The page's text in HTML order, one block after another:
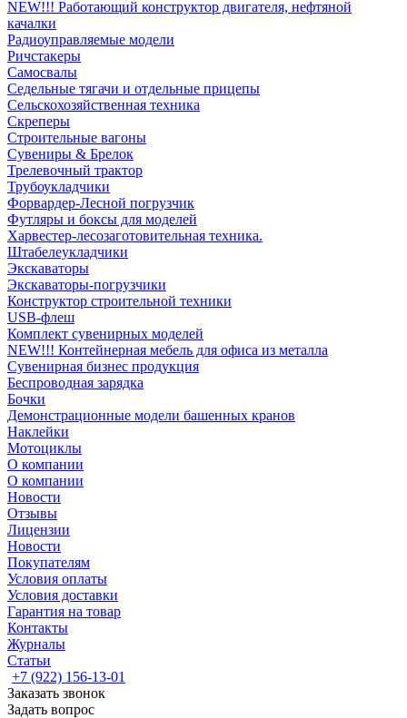
NEW!!! Работающий конструктор двигателя, нефтяной
качалки
Радиоуправляемые модели
Ричстакеры
Самосвалы
Седельные тягачи и отдельные прицепы
Сельскохозяйственная техника
Скреперы
Строительные вагоны
Сувениры & Брелок
Трелевочный трактор
Трубоукладчики
Форвардер-Лесной погрузчик
Футляры и боксы для моделей
Харвестер-лесозаготовительная техника.
Штабелеукладчики
Экскаваторы
Экскаваторы-погрузчики
Конструктор строительной техники
USB-флеш
Комплект сувенирных моделей
NEW!!! Контейнерная мебель для офиса из металла
Сувенирная бизнес продукция
Беспроводная зарядка
Бочки
Демонстрационные модели башенных кранов
Наклейки
Мотоциклы
О компании
О компании
Новости
Отзывы
Лицензии
Новости
Покупателям
Условия оплаты
Условия доставки
Гарантия на товар
Контакты
Журналы
Статьи
+7 (922) 156-13-01
Заказать звонок
Задать вопрос